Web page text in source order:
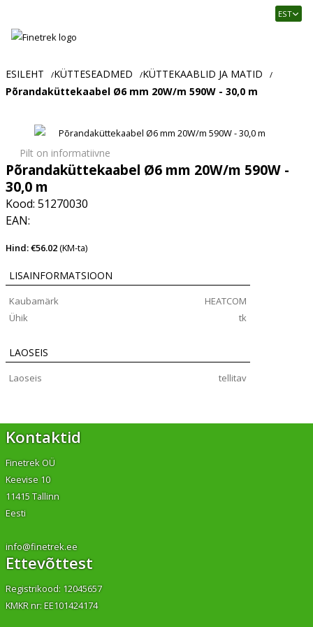
Usaldusväärne
ja
tööstusautomaatika
EST
ESILEHT /KÜTTESEADMED /KÜTTEKAABLID JA MATID /
Põrandaküttekaabel Ø6 mm 20W/m 590W - 30,0 m
Pilt on informatiivne
Põrandaküttekaabel Ø6 mm 20W/m 590W -
30,0 m
Kood: 51270030
EAN:
Hind: €56.02(KM-ta)
LISAINFORMATSIOON
Kaubamärk
HEATCOM
Ühik
tk
LAOSEIS
Laoseis tellitav
Kontaktid
Finetrek OÜ
Keevise 10
11415 Tallinn
Eesti
info@finetrek.ee
Ettevõttest
Registrikood: 12045657
KMKR nr: EE101424174